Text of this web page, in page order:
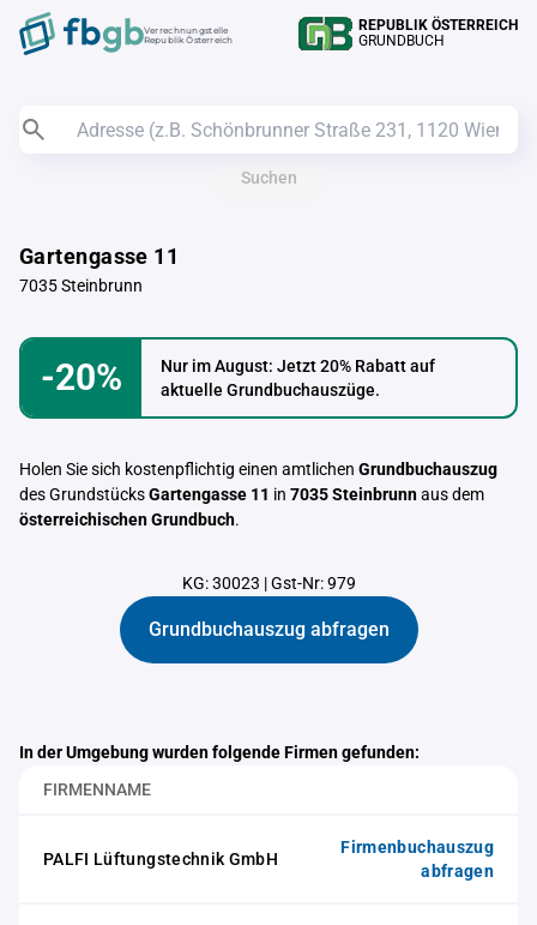
Verrechnungstelle
Republik Österreich
REPUBLIK ÖSTERREICH
GRUNDBUCH
Suchen
Gartengasse 11
7035 Steinbrunn
-20%
Nur im August: Jetzt 20% Rabatt auf
aktuelle Grundbuchauszüge.
Holen Sie sich kostenpflichtig einen amtlichen Grundbuchauszug
des GrundstücksGartengasse 11 in 7035 Steinbrunnaus dem
österreichischen Grundbuch.
KG: 30023 |Gst-Nr: 979
Grundbuchauszug abfragen
In der Umgebung wurden folgende Firmen gefunden:
FIRMENNAME
PALFI Lüftungstechnik GmbH
Firmenbuchauszug
abfragen